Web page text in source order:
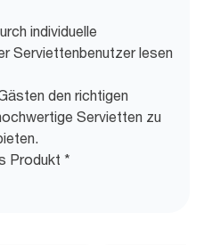
individuelle
Serviettenbenutzer lesen
den richtigen
Servietten zu
Produkt *